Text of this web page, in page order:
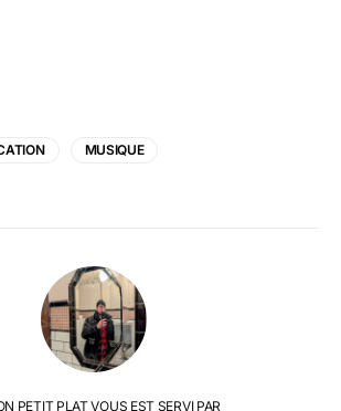
MUSIQUE
PETIT PLAT VOUS EST SERVI PAR